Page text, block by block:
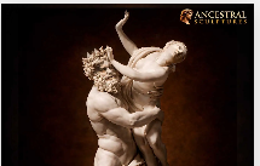
Rango
precios:
desde
€84,00
hasta
€295,00
producto